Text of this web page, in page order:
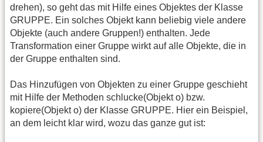
drehen), so geht das mit Hilfe eines Objektes der Klasse
GRUPPE. Ein solches Objekt kann beliebig viele andere
Objekte (auch andere Gruppen!) enthalten. Jede
Transformation einer Gruppe wirkt auf alle Objekte, die in
der Gruppe enthalten sind.
Das Hinzufügen von Objekten zu einer Gruppe geschieht
mit Hilfe der Methoden schlucke(Objekt o) bzw.
kopiere(Objekt o) der Klasse GRUPPE. Hier ein Beispiel,
an dem leicht klar wird, wozu das ganze gut ist: